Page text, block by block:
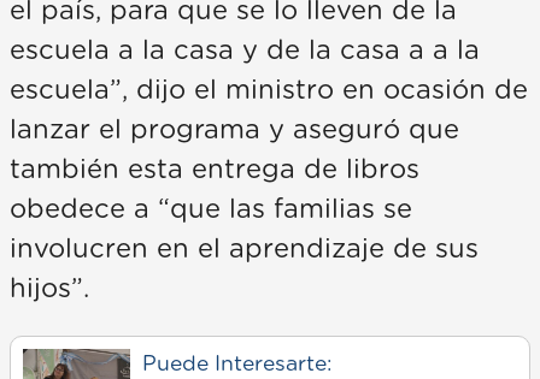
el país, para que se lo lleven de la
escuela a la casa y de la casa a a la
escuela”, dijo el ministro en ocasión de
lanzar el programa y aseguró que
también esta entrega de libros
obedece a “que las familias se
involucren en el aprendizaje de sus
hijos”.
Puede Interesarte: